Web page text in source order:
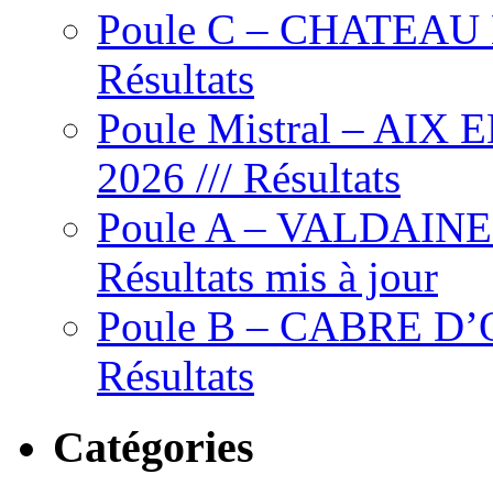
Poule C –
Résultats
Poule Mistral – AIX
2026 /// Résultats
Poule A –
Résultats mis à jour
Poule B – CABRE
Résultats
Catégories